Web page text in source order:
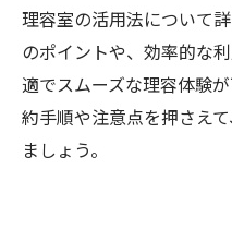
理容室の活用法について
のポイントや、効率的な
適でスムーズな理容体験
約手順や注意点を押さえ
ましょう。